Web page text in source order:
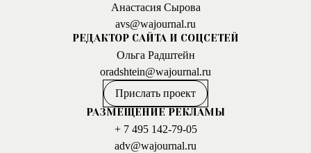
Анастасия Сырова
avs@wajournal.ru
РЕДАКТОР САЙТА И СОЦСЕТЕЙ
Ольга Радштейн
oradshtein@wajournal.ru
Прислать проект
РАЗМЕЩЕНИЕ РЕКЛАМЫ
+ 7 495 142-79-05
adv@wajournal.ru